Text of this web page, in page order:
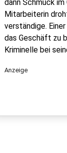
dann Schmuck
Mitarbeiterin
verständige.
das Geschäft zu
Kriminelle bei
Anzeige